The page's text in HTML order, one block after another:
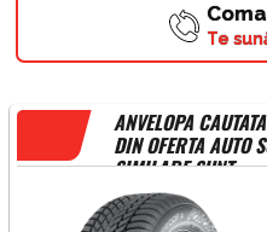
Te
ANVELOPA
DIN OFERTA AUTO
SIMILARE SUNT